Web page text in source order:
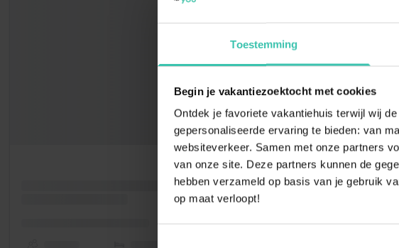
Toestemming
Begin je vakantiezoektocht met cookies
Ontdek je favoriete vakantiehuis terwijl wij
gepersonaliseerde ervaring te bieden: van
websiteverkeer. Samen met onze partners
van onze site. Deze partners kunnen de
hebben verzameld op basis van je gebruik
op maat verloopt!